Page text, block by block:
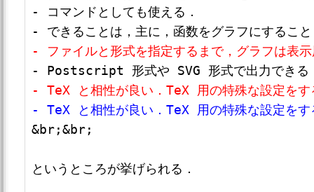
- コマンドとしても使える．
- ファイルと形式を指定するまで，グラフは表
- TeX と相性が良い．TeX 用の特殊な設定を
- TeX と相性が良い．TeX 用の特殊な設定を
&br;&br;
というところが挙げられる．